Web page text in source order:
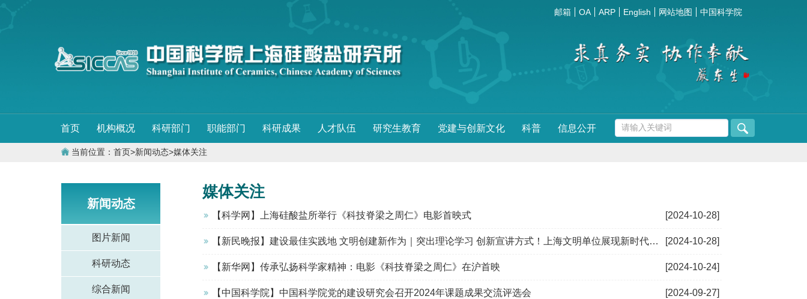
邮箱 OA ARP English 网站地图 中国科学院
首页 机构概况 科研部门 职能部门 科研成果 人才队伍 研究生教育 党建与创新文化 科普 信息公开
当前位置： 首页>新闻动态>媒体关注
新闻动态
图片新闻
科研动态
综合新闻
媒体关注
[2024-10-28]
【科学网】上海硅酸盐所举行《科技脊梁之周仁》电影首映式
[2024-10-28]
【新民晚报】建设最佳实践地 文明创建新作为｜突出理论学习 创新宣讲方式！上海文明单位展现新时代精神风貌
[2024-10-24]
【新华网】传承弘扬科学家精神：电影《科技脊梁之周仁》在沪首映
[2024-09-27]
【中国科学院】中国科学院党的建设研究会召开2024年课题成果交流评选会